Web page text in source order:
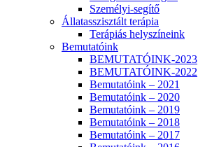
Személyi-segítő
Állatasszisztált terápia
Terápiás helyszíneink
Bemutatóink
BEMUTATÓINK-2023
BEMUTATÓINK-2022
Bemutatóink – 2021
Bemutatóink – 2020
Bemutatóink – 2019
Bemutatóink – 2018
Bemutatóink – 2017